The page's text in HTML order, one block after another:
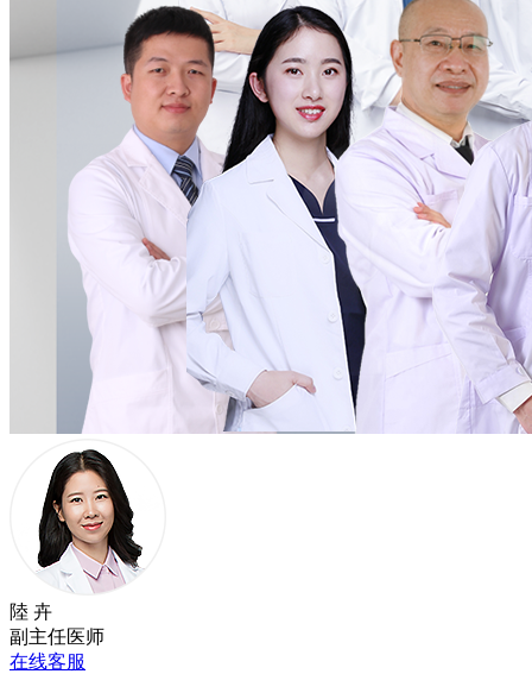
陸 卉
副主任医师
在线客服